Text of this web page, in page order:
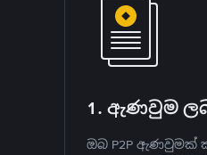
1. ඇණවුම
ඔබ P2P ඇණවුමක්